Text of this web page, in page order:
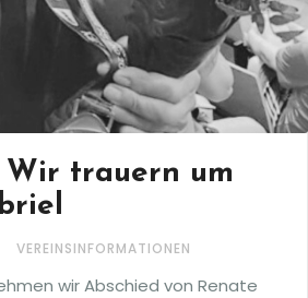
Wir trauern um
VEREINSINFORMATIONEN
wir Abschied von Renate